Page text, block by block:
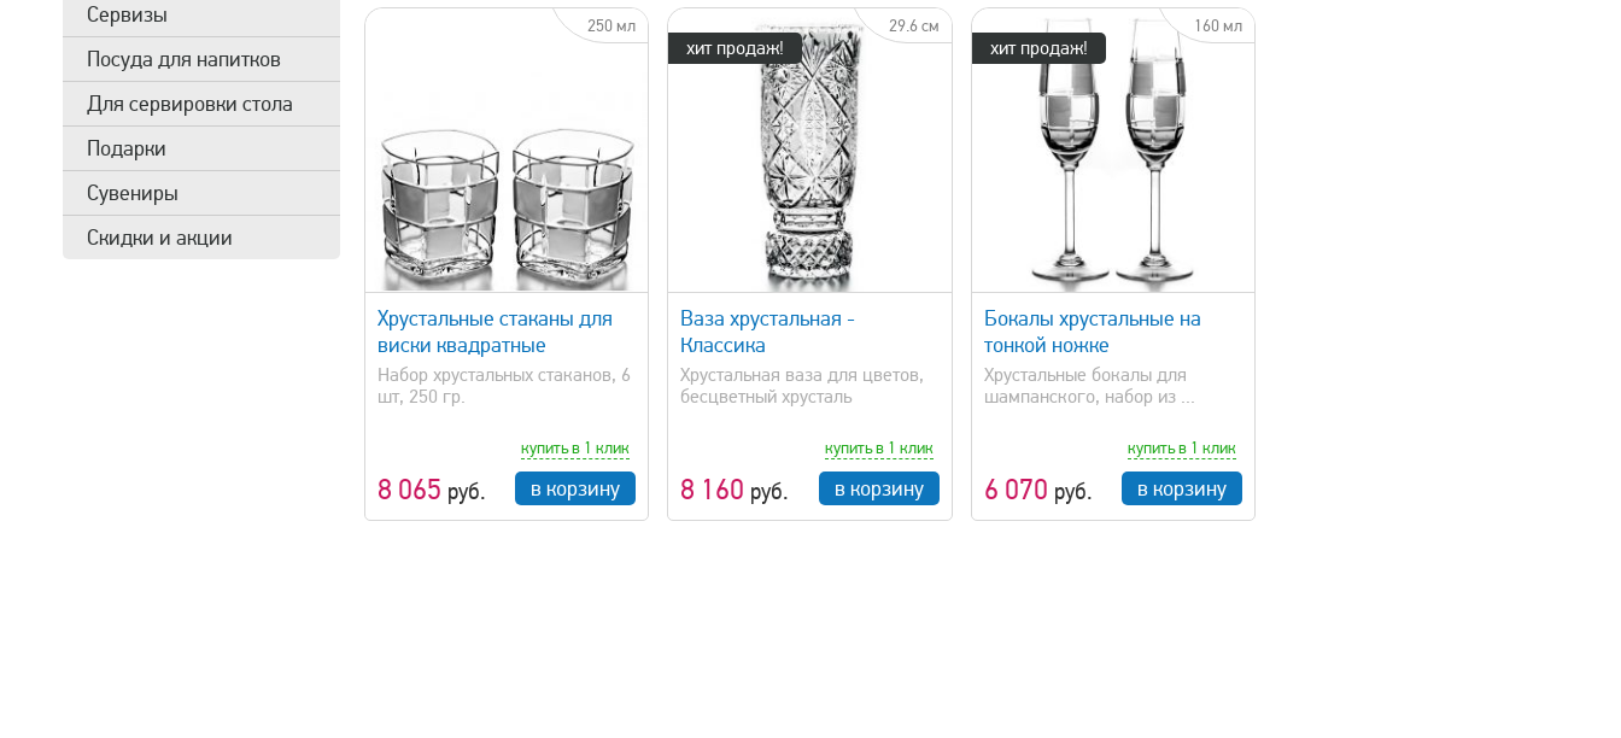
Сервизы
Посуда для напитков
Для сервировки стола
Подарки
Сувениры
Скидки и акции
250 мл
Хрустальные стаканы для
виски квадратные
Набор хрустальных стаканов, 6
шт, 250 гр.
8 065 руб.
купить в 1 клик
в корзину
хит продаж!
29.6 см
быстрый просмотр
Ваза хрустальная -
Классика
Хрустальная ваза для цветов,
бесцветный хрусталь
8 160 руб.
купить в 1 клик
в корзину
хит продаж!
160 мл
быстрый просмотр
Бокалы хрустальные на
тонкой ножке
Xрустальные бокалы для
шампанского, набор из ...
6 070 руб.
купить в 1 клик
в корзину